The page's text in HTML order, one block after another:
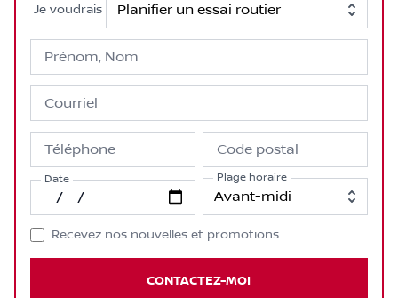
Je voudrais
Prénom, Nom
Courriel
Téléphone Code postal
Date Plage horaire
Recevez nos nouvelles et promotions
CONTACTEZ-MOI